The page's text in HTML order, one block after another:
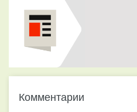
Комментарии